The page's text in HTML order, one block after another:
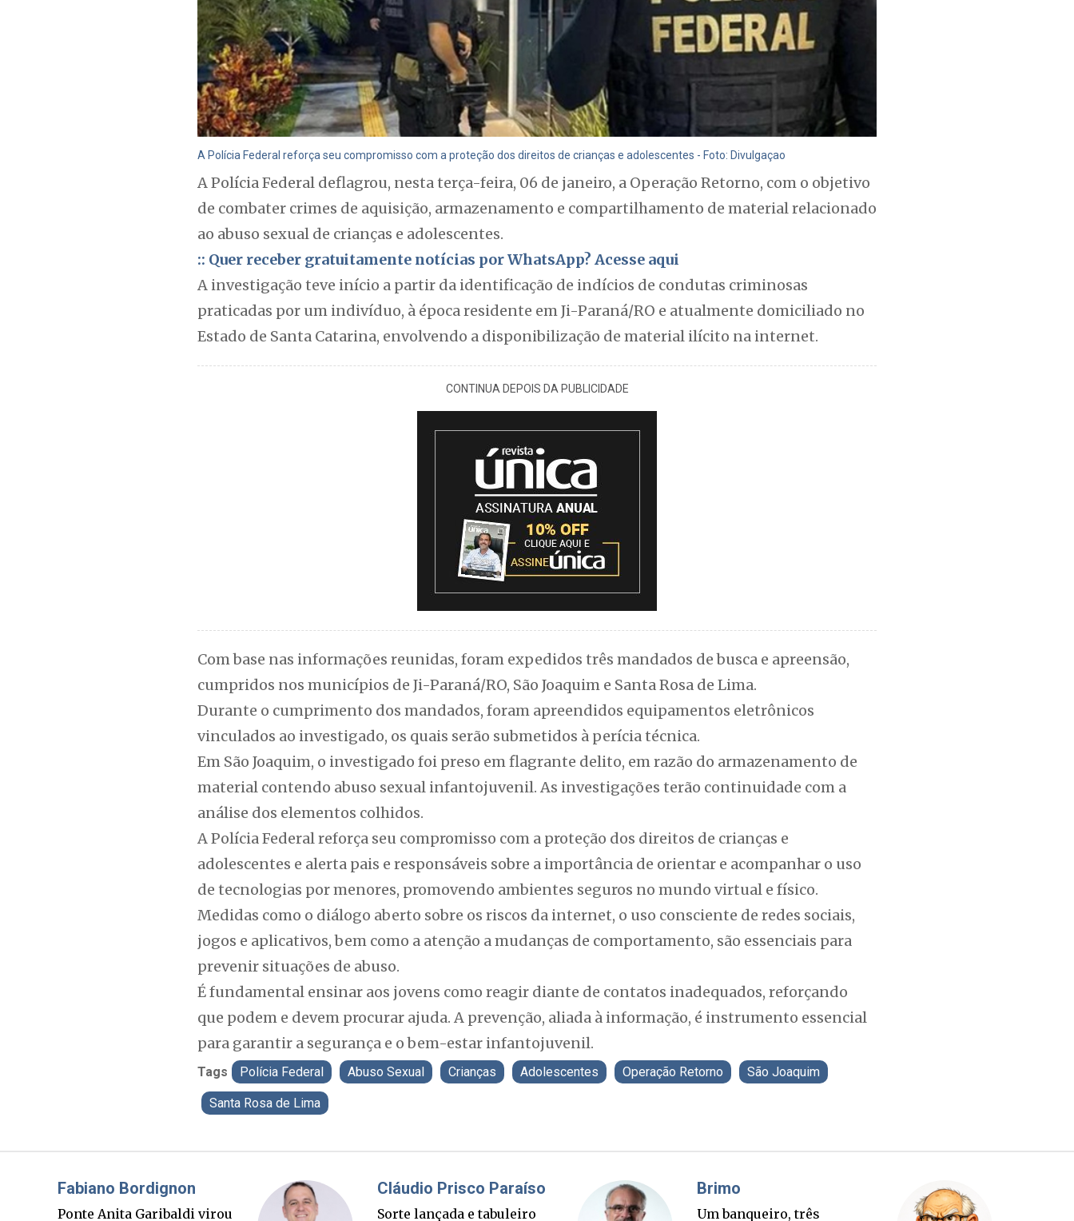
A Polícia Federal reforça seu compromisso com a proteção dos direitos de crianças e adolescentes - Foto: Divulgaçao
A Polícia Federal deflagrou, nesta terça-feira, 06 de janeiro, a Operação Retorno, com o objetivo
de combater crimes de aquisição, armazenamento e compartilhamento de material relacionado
ao abuso sexual de crianças e adolescentes.
:: Quer receber gratuitamente notícias por WhatsApp? Acesse aqui
A investigação teve início a partir da identificação de indícios de condutas criminosas
praticadas por um indivíduo, à época residente em Ji-Paraná/RO e atualmente domiciliado no
Estado de Santa Catarina, envolvendo a disponibilização de material ilícito na internet.
CONTINUA DEPOIS DA PUBLICIDADE
Com base nas informações reunidas, foram expedidos três mandados de busca e apreensão,
cumpridos nos municípios de Ji-Paraná/RO, São Joaquim e Santa Rosa de Lima.
Durante o cumprimento dos mandados, foram apreendidos equipamentos eletrônicos
vinculados ao investigado, os quais serão submetidos à perícia técnica.
Em São Joaquim, o investigado foi preso em flagrante delito, em razão do armazenamento de
material contendo abuso sexual infantojuvenil. As investigações terão continuidade com a
análise dos elementos colhidos.
A Polícia Federal reforça seu compromisso com a proteção dos direitos de crianças e
adolescentes e alerta pais e responsáveis sobre a importância de orientar e acompanhar o uso
de tecnologias por menores, promovendo ambientes seguros no mundo virtual e físico.
Medidas como o diálogo aberto sobre os riscos da internet, o uso consciente de redes sociais,
jogos e aplicativos, bem como a atenção a mudanças de comportamento, são essenciais para
prevenir situações de abuso.
É fundamental ensinar aos jovens como reagir diante de contatos inadequados, reforçando
que podem e devem procurar ajuda. A prevenção, aliada à informação, é instrumento essencial
para garantir a segurança e o bem-estar infantojuvenil.
Tags Polícia Federal Abuso Sexual Crianças Adolescentes Operação Retorno São Joaquim
Santa Rosa de Lima
Misael Elias
O Boato corre mais rápido
Fabiano Bordignon
Ponte Anita Garibaldi virou
Cláudio Prisco Paraíso
Sorte lançada e tabuleiro